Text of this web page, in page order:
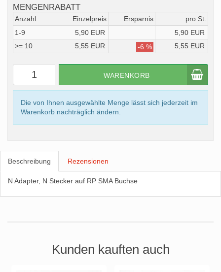
MENGENRABATT
Anzahl Einzelpreis Ersparnis
pro St.
1-9
5,90 EUR
5,90 EUR
>= 10
5,55 EUR -6 % 5,55 EUR
WARENKORB
Die von Ihnen ausgewählte Menge lässt sich jederzeit im
Warenkorb nachträglich ändern.
Beschreibung Rezensionen
N Adapter, N Stecker auf RP SMA Buchse
Kunden kauften auch